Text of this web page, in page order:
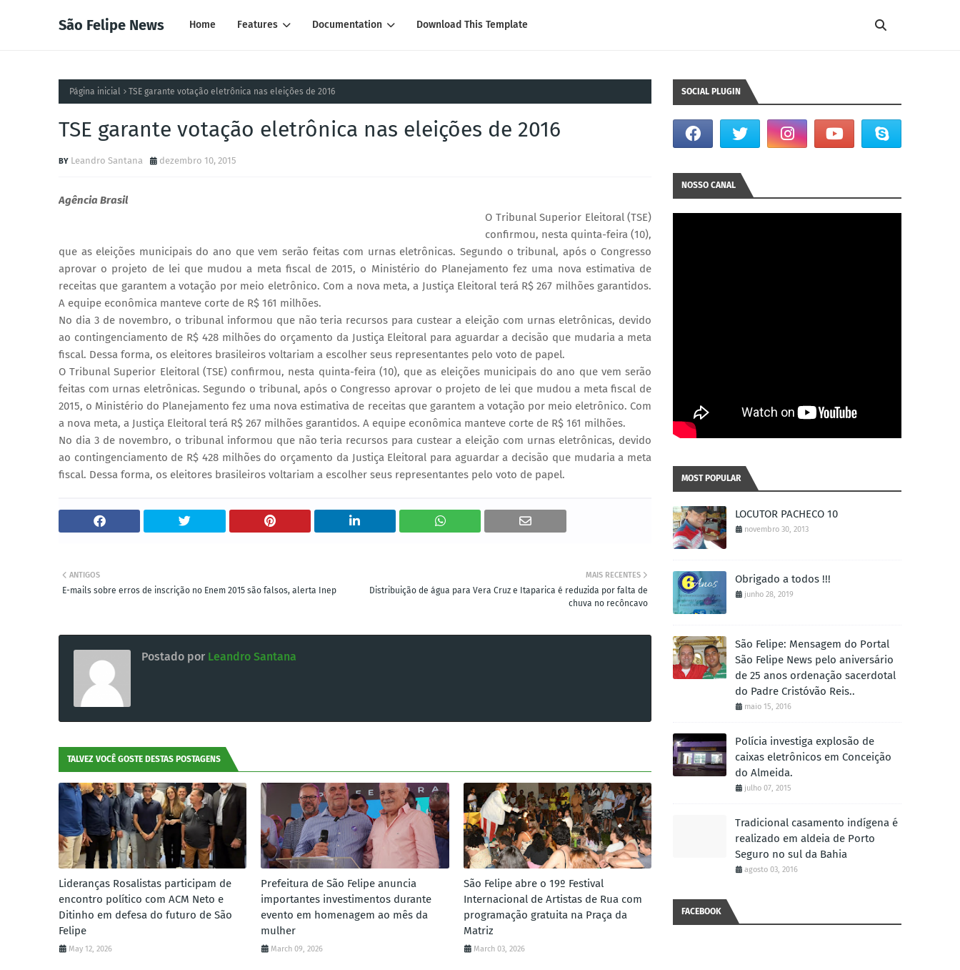
São Felipe News Home Features Documentation Download This Template
Página inicial TSE garante votação eletrônica nas eleições de 2016
TSE garante votação eletrônica nas eleições de 2016
Leandro Santana dezembro 10, 2015
Agência Brasil
O Tribunal Superior Eleitoral (TSE)
confirmou, nesta quinta-feira (10),
que as eleições municipais do ano que vem serão feitas com urnas eletrônicas. Segundo o tribunal, após o Congresso
aprovar o projeto de lei que mudou a meta fiscal de 2015, o Ministério do Planejamento fez uma nova estimativa de
receitas que garantem a votação por meio eletrônico. Com a nova meta, a Justiça Eleitoral terá R$ 267 milhões garantidos.
A equipe econômica manteve corte de R$ 161 milhões.
No dia 3 de novembro, o tribunal informou que não teria recursos para custear a eleição com urnas eletrônicas, devido
ao contingenciamento de R$ 428 milhões do orçamento da Justiça Eleitoral para aguardar a decisão que mudaria a meta
fiscal. Dessa forma, os eleitores brasileiros voltariam a escolher seus representantes pelo voto de papel.
O Tribunal Superior Eleitoral (TSE) confirmou, nesta quinta-feira (10), que as eleições municipais do ano que vem serão
feitas com urnas eletrônicas. Segundo o tribunal, após o Congresso aprovar o projeto de lei que mudou a meta fiscal de
2015, o Ministério do Planejamento fez uma nova estimativa de receitas que garantem a votação por meio eletrônico. Com
a nova meta, a Justiça Eleitoral terá R$ 267 milhões garantidos. A equipe econômica manteve corte de R$ 161 milhões.
No dia 3 de novembro, o tribunal informou que não teria recursos para custear a eleição com urnas eletrônicas, devido
ao contingenciamento de R$ 428 milhões do orçamento da Justiça Eleitoral para aguardar a decisão que mudaria a meta
fiscal. Dessa forma, os eleitores brasileiros voltariam a escolher seus representantes pelo voto de papel.
MAIS RECENTES
Distribuição de água para Vera Cruz e Itaparica é reduzida por falta de
chuva no recôncavo
ANTIGOS
E-mails sobre erros de inscrição no Enem 2015 são falsos, alerta Inep
Postado por Leandro Santana
TALVEZ VOCÊ GOSTE DESTAS POSTAGENS
Lideranças Rosalistas participam de
encontro político com ACM Neto e
Ditinho em defesa do futuro de São
Felipe
May 12, 2026
Prefeitura de São Felipe anuncia
importantes investimentos durante
evento em homenagem ao mês da
mulher
March 09, 2026
São Felipe abre o 19º Festival
Internacional de Artistas de Rua com
programação gratuita na Praça da
Matriz
March 03, 2026
SOCIAL PLUGIN
NOSSO CANAL
MOST POPULAR
LOCUTOR PACHECO 10
novembro 30, 2013
Obrigado a todos !!!
junho 28, 2019
São Felipe: Mensagem do Portal
São Felipe News pelo aniversário
de 25 anos ordenação sacerdotal
do Padre Cristóvão Reis..
maio 15, 2016
Polícia investiga explosão de
caixas eletrônicos em Conceição
do Almeida.
julho 07, 2015
Tradicional casamento indígena é
realizado em aldeia de Porto
Seguro no sul da Bahia
agosto 03, 2016
FACEBOOK